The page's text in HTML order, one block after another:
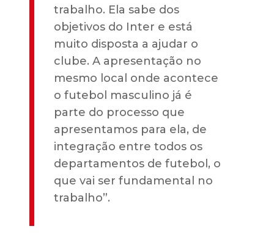
trabalho. Ela sabe dos
objetivos do Inter e está
muito disposta a ajudar o
clube. A apresentação no
mesmo local onde acontece
o futebol masculino já é
parte do processo que
apresentamos para ela, de
integração entre todos os
departamentos de futebol, o
que vai ser fundamental no
trabalho”.